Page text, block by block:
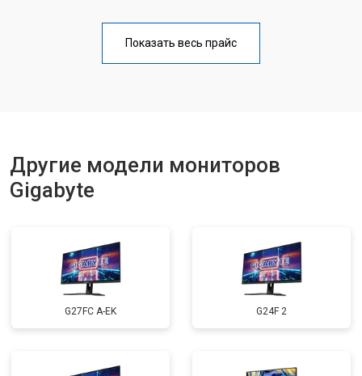
Показать весь прайс
Другие модели мониторов
Gigabyte
G27FC A-EK G24F 2